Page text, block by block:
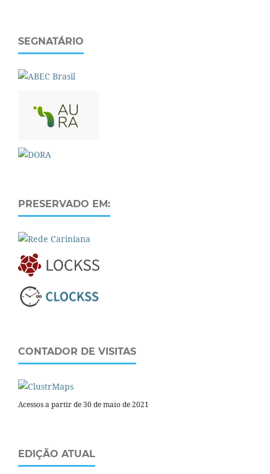
SEGNATÁRIO
PRESERVADO EM:
CONTADOR DE VISITAS
Acessos a partir de 30 de maio de 2021
EDIÇÃO ATUAL